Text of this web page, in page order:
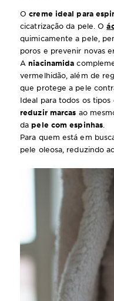
Ocreme ideal para
cicatrização da pele. O
quimicamente a pele,
poros e prevenir novas
Aniacinamida
vermelhidão, além de
que protege a pele
Ideal para todos os tipos
reduzir marcas ao
dapele com espinhas.
Para quem está em
pele oleosa, reduzindo